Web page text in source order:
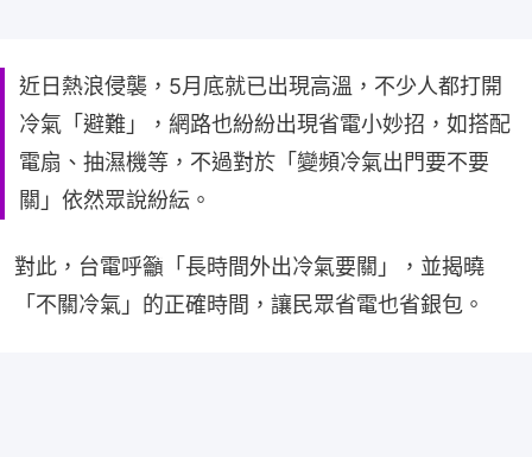
近日熱浪侵襲，5月底就已出現高溫，不少人都打開
冷氣「避難」，網路也紛紛出現省電小妙招，如搭配
電扇、抽濕機等，不過對於「變頻冷氣出門要不要
關」依然眾說紛紜。
對此，台電呼籲「長時間外出冷氣要關」，並揭曉
「不關冷氣」的正確時間，讓民眾省電也省銀包。